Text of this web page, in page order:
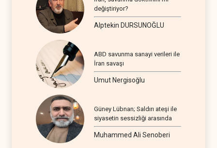
değiştiriyor?
Alptekin DURSUNOĞLU
ABD savunma sanayi verileri ile
İran savaşı
Umut Nergisoğlu
Güney Lübnan; Saldırı ateşi ile
siyasetin sessizliği arasında
Muhammed Ali Senoberi